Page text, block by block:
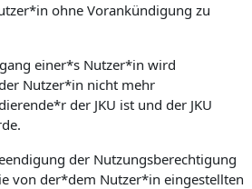
ohne Vorankündigung zu
einer*s Nutzer*in wird
Nutzer*in nicht mehr
der JKU ist und der JKU
der Nutzungsberechtigung
von der*dem Nutzer*in eingestellten